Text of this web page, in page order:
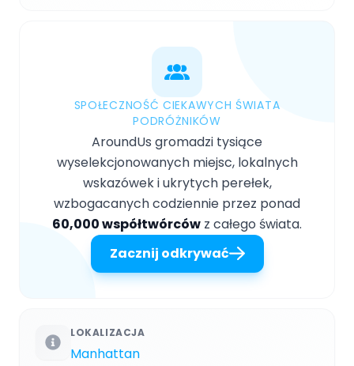
SPOŁECZNOŚĆ CIEKAWYCH ŚWIATA
PODRÓŻNIKÓW
AroundUs gromadzi tysiące
wyselekcjonowanych miejsc, lokalnych
wskazówek i ukrytych perełek,
wzbogacanych codziennie przez ponad
60,000 współtwórców z całego świata.
Zacznij odkrywać
LOKALIZACJA
Manhattan